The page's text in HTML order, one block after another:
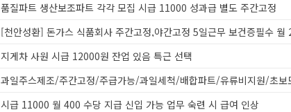
품질파트 생산보조파트 각각 모집 시급 11000 성과급 별도 주간고정
지게차 사원 시급 12000원 잔업 있음 특근 선택
시급 11000 월 400 수당 지급 신입 가능 업무 숙련 시 급여 인상